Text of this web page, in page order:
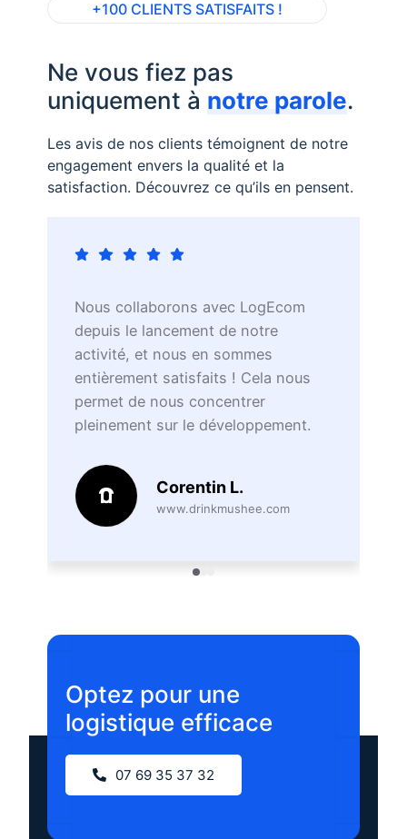
+100 CLIENTS SATISFAITS !
Ne vous fiez pas
uniquement à notre parole.
Les avis de nos clients témoignent de notre
engagement envers la qualité et la
satisfaction. Découvrez ce qu’ils en pensent.
Nous collaborons avec LogEcom
depuis le lancement de notre
activité, et nous en sommes
entièrement satisfaits ! Cela nous
permet de nous concentrer
pleinement sur le développement.
Corentin L.
www.drinkmushee.com
Optez pour une
logistique efficace
07 69 35 37 32